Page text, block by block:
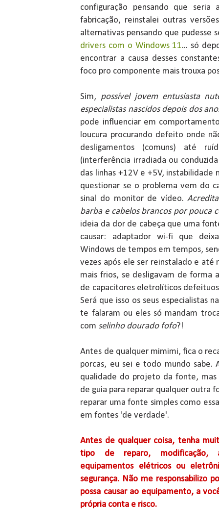
configuração pensando que
fabricação, reinstalei outras
alternativas pensando que pudesse
drivers com o Windows 11... só
encontrar a causa desses
foco pro componente mais trouxa
Sim, possível jovem entusiasta
especialistas nascidos depois dos
pode influenciar em
loucura procurando defeito onde
desligamentos (comuns) até
(interferência irradiada ou
das linhas +12V e +5V,
questionar se o problema vem do
sinal do monitor de vídeo.
barba e cabelos brancos por pouca
ideia da dor de cabeça que uma
causar: adaptador wi-fi que
Windows de tempos em tempos,
vezes após ele ser reinstalado e até
mais frios, se desligavam de forma
de capacitores eletrolíticos
Será que isso os seus especialistas
te falaram ou eles só mandam
com selinho dourado fofo?!
Antes de qualquer mimimi, fica o
porcas, eu sei e todo mundo sabe.
qualidade do projeto da fonte,
de guia para reparar qualquer outra
reparar uma fonte simples como
em fontes 'de verdade'.
Antes de qualquer coisa, tenha
tipo de reparo, modificação,
equipamentos elétricos ou
segurança. Não me responsabilizo
possa causar ao equipamento, a
própria conta e risco.